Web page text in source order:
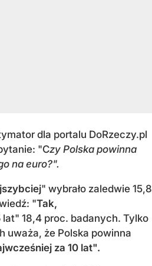
dla portalu DoRzeczy.pl
"Czy Polska powinna
na euro?".
" wybrało zaledwie 15,8
"Tak,
lat" 18,4 proc. badanych. Tylko
uważa, że Polska powinna
za 10 lat".